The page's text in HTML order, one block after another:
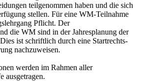
teilgenommen haben und die sich
stellen. Für eine WM-Teilnahme
Pflicht. Der
die WM sind in der Jahresplanung der
ist schriftlich durch eine Startrechts-
nachzuweisen.
werden im Rahmen aller
ausgetragen.